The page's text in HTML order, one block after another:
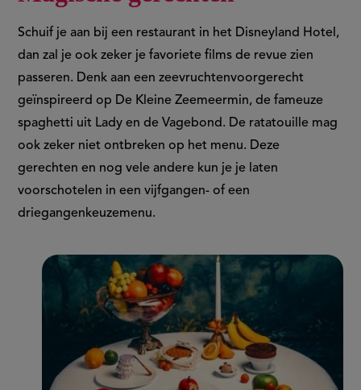
Schuif je aan bij een restaurant in het Disneyland Hotel,
dan zal je ook zeker je favoriete films de revue zien
passeren. Denk aan een zeevruchtenvoorgerecht
geïnspireerd op De Kleine Zeemeermin, de fameuze
spaghetti uit Lady en de Vagebond. De ratatouille mag
ook zeker niet ontbreken op het menu. Deze
gerechten en nog vele andere kun je je laten
voorschotelen in een vijfgangen- of een
driegangenkeuzemenu.